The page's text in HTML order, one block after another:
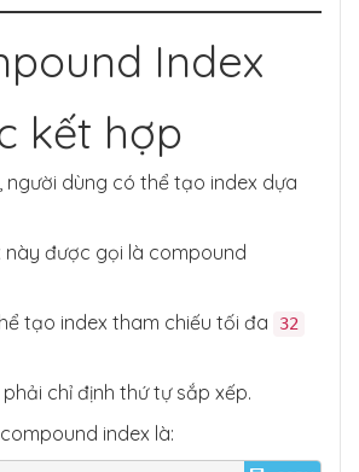
Index
kết hợp
người dùng có thể tạo index dựa
này được gọi là compound
tạo index tham chiếu tối đa
32
chỉ định thứ tự sắp xếp.
index là: